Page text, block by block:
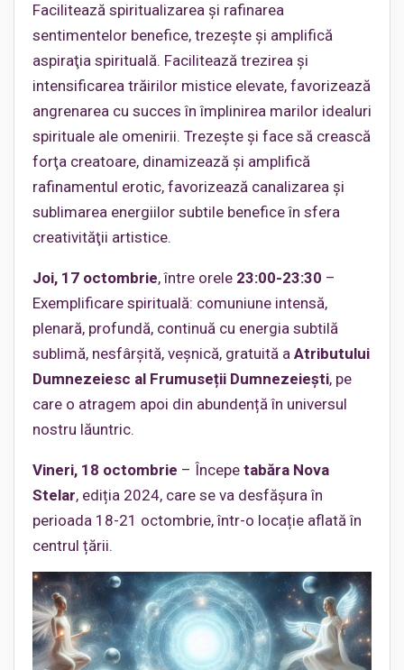
Facilitează spiritualizarea şi rafinarea
sentimentelor benefice, trezeşte şi amplifică
aspiraţia spirituală. Facilitează trezirea şi
intensificarea trăirilor mistice elevate, favorizează
angrenarea cu succes în împlinirea marilor idealuri
spirituale ale omenirii. Trezeşte şi face să crească
forţa creatoare, dinamizează şi amplifică
rafinamentul erotic, favorizează canalizarea şi
sublimarea energiilor subtile benefice în sfera
creativităţii artistice.
Joi, 17 octombrie, între orele 23:00-23:30 –
Exemplificare spirituală: comuniune intensă,
plenară, profundă, continuă cu energia subtilă
sublimă, nesfârșită, veșnică, gratuită a Atributului
Dumnezeiesc al Frumuseții Dumnezeiești, pe
care o atragem apoi din abundență în universul
nostru lăuntric.
Vineri, 18 octombrie – Începe tabăra Nova
Stelar, ediția 2024, care se va desfășura în
perioada 18-21 octombrie, într-o locație aflată în
centrul țării.